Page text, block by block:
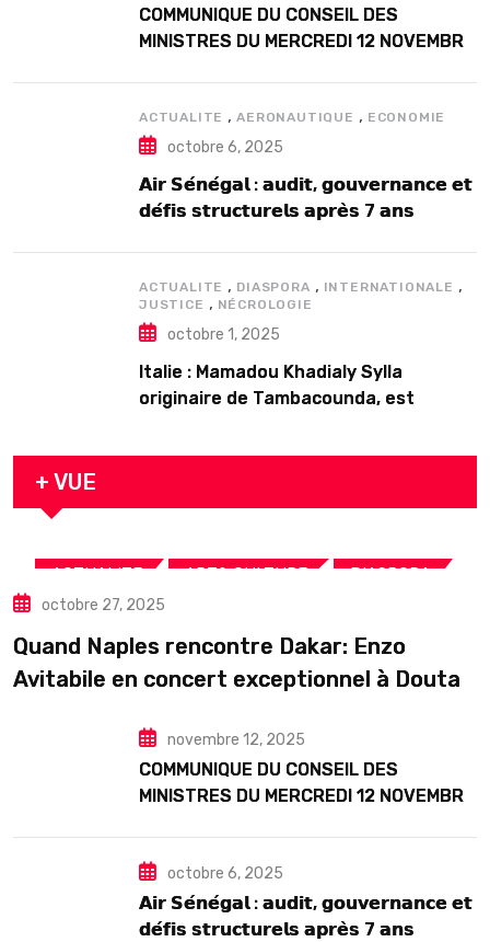
COMMUNIQUE DU CONSEIL DES
MINISTRES DU MERCREDI 12 NOVEMBRE
ACTUALITE ,AERONAUTIQUE , ECONOMIE
octobre 6, 2025
𝗔𝗶𝗿 𝗦𝗲́𝗻𝗲́𝗴𝗮𝗹 : 𝗮𝘂𝗱𝗶𝘁, 𝗴𝗼𝘂𝘃𝗲𝗿𝗻𝗮𝗻𝗰𝗲 𝗲𝘁
𝗱𝗲́𝗳𝗶𝘀 𝘀𝘁𝗿𝘂𝗰𝘁𝘂𝗿𝗲𝗹𝘀 𝗮𝗽𝗿𝗲̀𝘀 7 𝗮𝗻𝘀
ACTUALITE , DIASPORA , INTERNATIONALE ,
JUSTICE , NÉCROLOGIE
octobre 1, 2025
Italie : Mamadou Khadialy Sylla
originaire de Tambacounda, est
arrestation
+ VUE
ACTUALITE ART& CULTURE DIASPORA
TOURISME
octobre 27, 2025
Quand Naples rencontre Dakar: Enzo
Avitabile en concert exceptionnel à Douta
novembre 12, 2025
COMMUNIQUE DU CONSEIL DES
MINISTRES DU MERCREDI 12 NOVEMBRE
octobre 6, 2025
𝗔𝗶𝗿 𝗦𝗲́𝗻𝗲́𝗴𝗮𝗹 : 𝗮𝘂𝗱𝗶𝘁, 𝗴𝗼𝘂𝘃𝗲𝗿𝗻𝗮𝗻𝗰𝗲 𝗲𝘁
𝗱𝗲́𝗳𝗶𝘀 𝘀𝘁𝗿𝘂𝗰𝘁𝘂𝗿𝗲𝗹𝘀 𝗮𝗽𝗿𝗲̀𝘀 7 𝗮𝗻𝘀